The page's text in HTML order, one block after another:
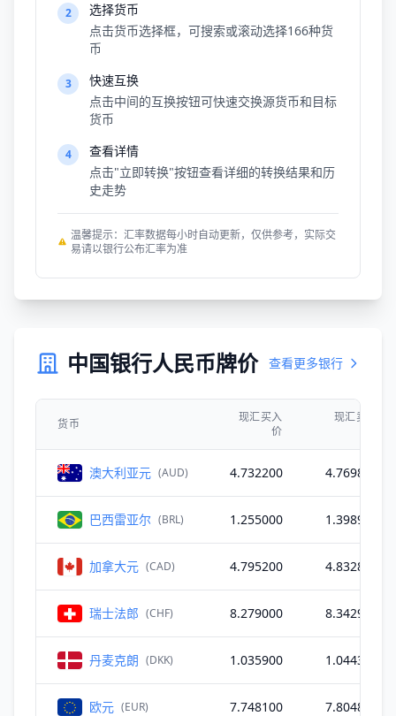
2
选择货币
点击货币选择框，可搜索或滚动选择166种货
币
3
快速互换
点击中间的互换按钮可快速交换源货币和目标
货币
4
查看详情
点击"立即转换"按钮查看详细的转换结果和历
史走势
温馨提示：汇率数据每小时自动更新，仅供参考，实际交
易请以银行公布汇率为准
中国银行人民币牌价 查看更多银行
货币
现汇买入
价
现汇卖出
澳大利亚元 (AUD) 4.732200 4.769800
巴西雷亚尔 (BRL) 1.255000 1.398900
加拿大元 (CAD) 4.795200 4.832800
瑞士法郎 (CHF) 8.279000 8.342900
丹麦克朗 (DKK) 1.035900 1.044300
欧元 (EUR) 7.748100 7.804800